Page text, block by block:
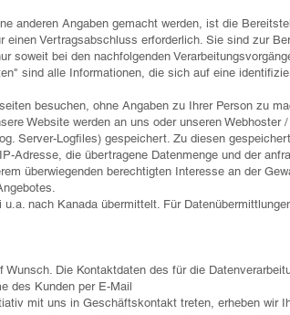
anderen Angaben gemacht werden, ist die
einen Vertragsabschluss erforderlich. Sie sind zur
soweit bei den nachfolgenden
sind alle Informationen, die sich auf eine
besuchen, ohne Angaben zu Ihrer Person zu
Website werden an uns oder unseren
Server-Logfiles) gespeichert. Zu diesen
Adresse, die übertragene Datenmenge und der
überwiegenden berechtigten Interesse an der
u.a. nach Kanada übermittelt. Für
Wunsch. Die Kontaktdaten des für die
des Kunden per E-Mail
mit uns in Geschäftskontakt treten, erheben wir